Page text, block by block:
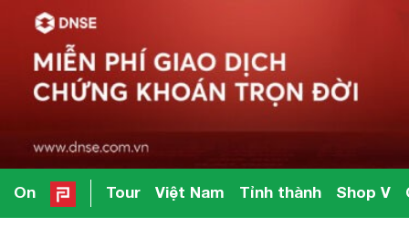
On Tour Việt Nam Tỉnh thành Shop V